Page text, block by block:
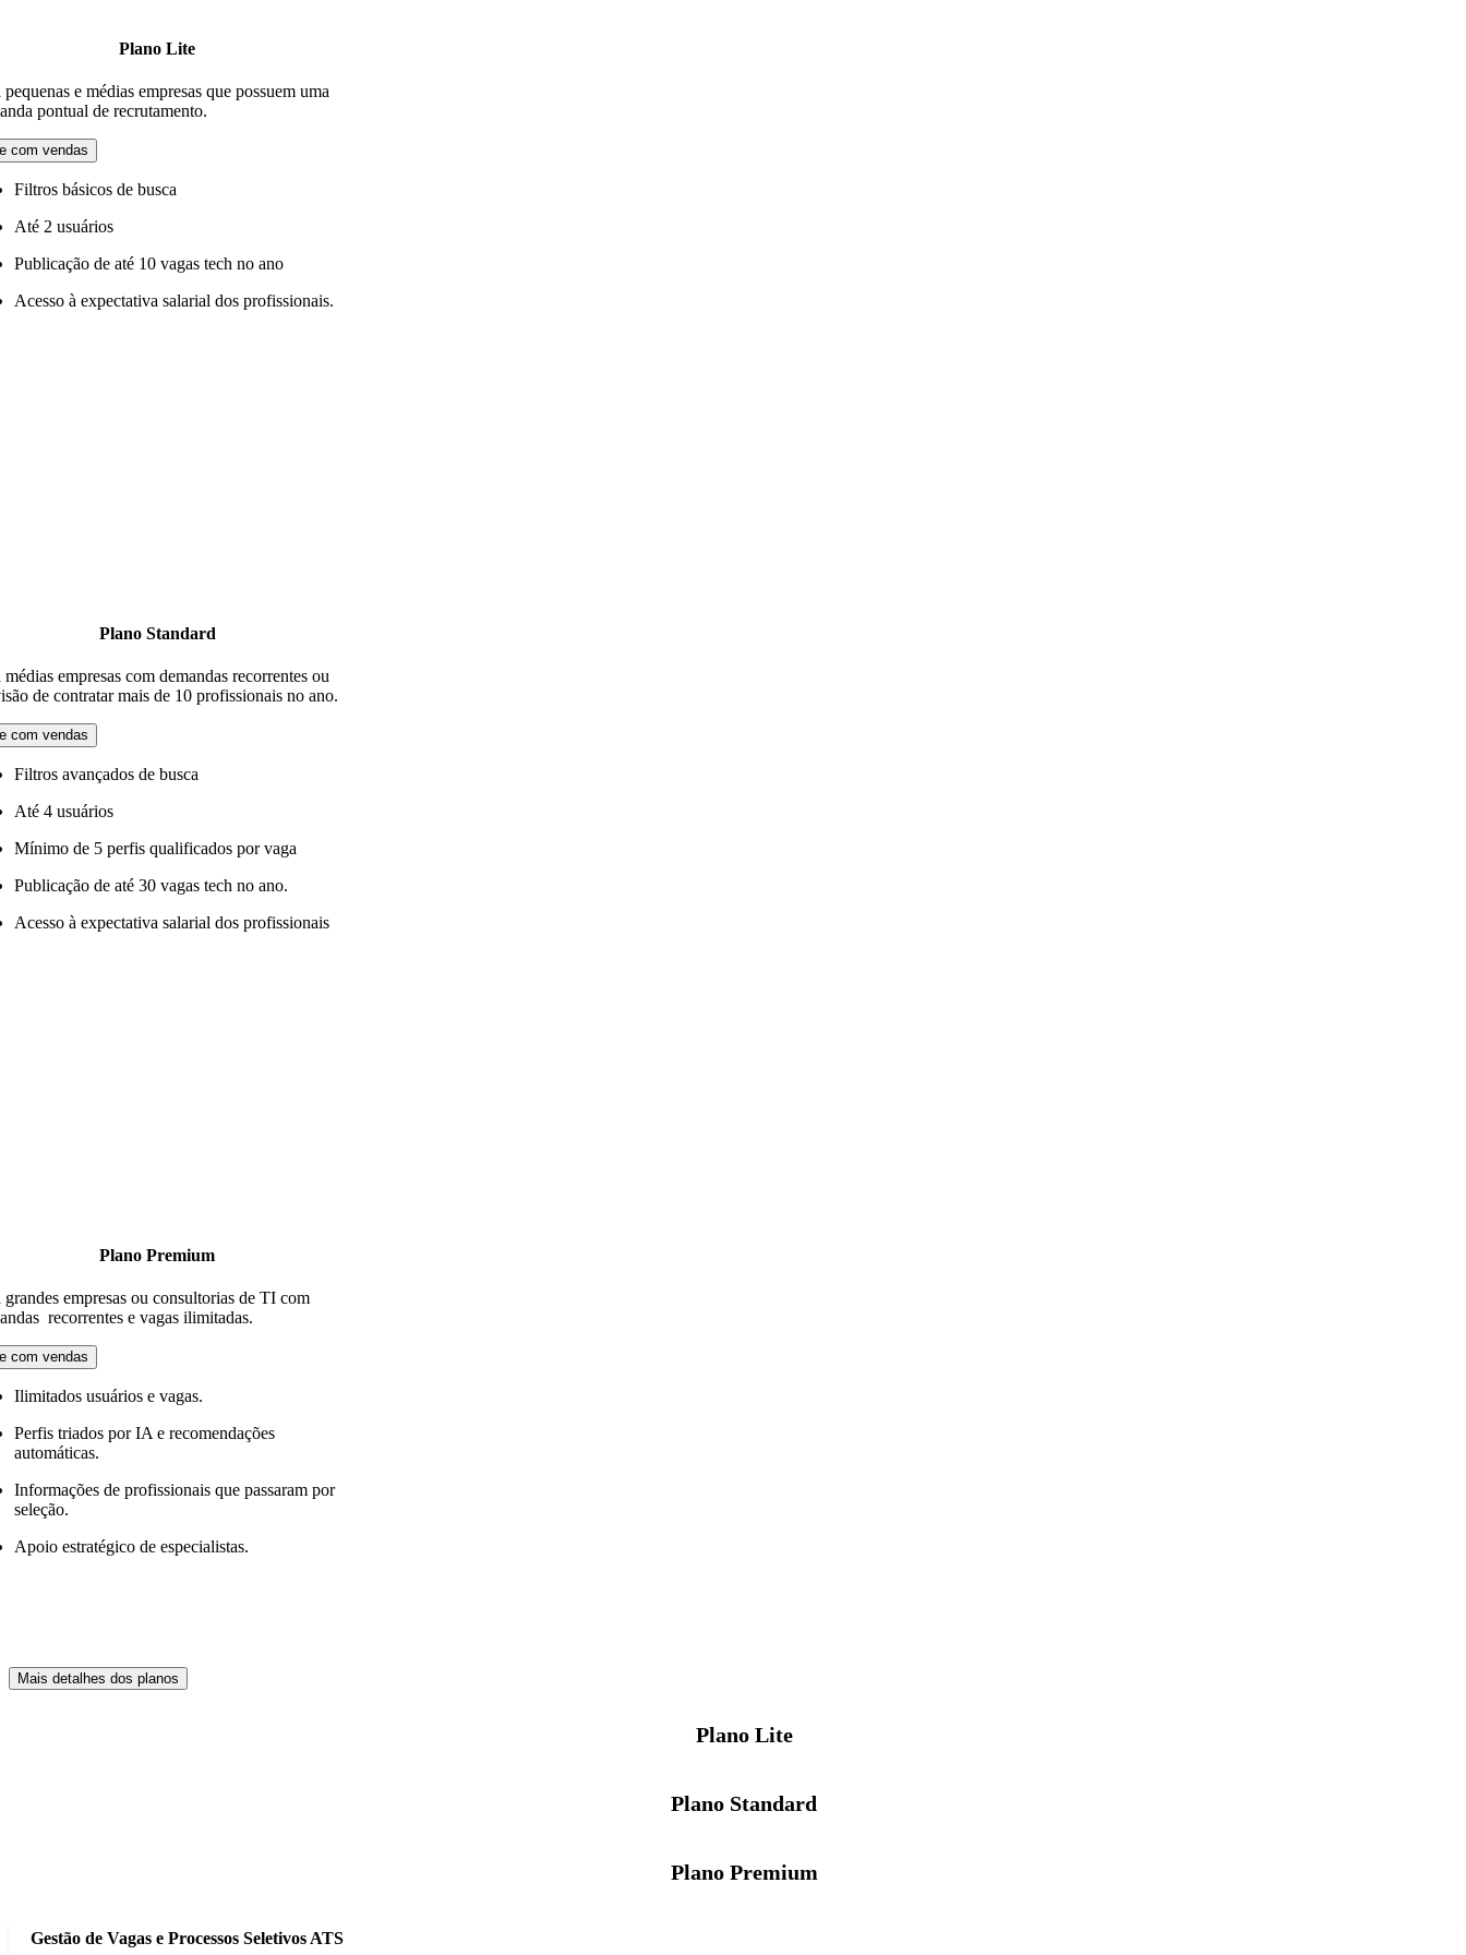
Plano Lite
pequenas e médias empresas que possuem uma
pontual de recrutamento.
com vendas
Filtros básicos de busca
Até 2 usuários
Publicação de até 10 vagas tech no ano
Acesso à expectativa salarial dos profissionais.
Plano Standard
médias empresas com demandas recorrentes ou
de contratar mais de 10 profissionais no ano.
com vendas
Filtros avançados de busca
Até 4 usuários
Mínimo de 5 perfis qualificados por vaga
Publicação de até 30 vagas tech no ano.
Acesso à expectativa salarial dos profissionais
Plano Premium
grandes empresas ou consultorias de TI com
recorrentes e vagas ilimitadas.
com vendas
Ilimitados usuários e vagas.
Perfis triados por IA e recomendações
automáticas.
Informações de profissionais que passaram por
seleção.
Apoio estratégico de especialistas.
Mais detalhes dos planos
Plano Lite
Plano Standard
Plano Premium
Gestão de Vagas e Processos Seletivos ATS